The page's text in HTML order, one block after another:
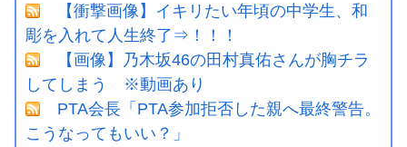
【衝撃画像】イキリたい年頃の中学生、和
彫を入れて人生終了⇒！！！
【画像】乃木坂46の田村真佑さんが胸チラ
してしまう ※動画あり
PTA会長「PTA参加拒否した親へ最終警告。
こうなってもいい？」